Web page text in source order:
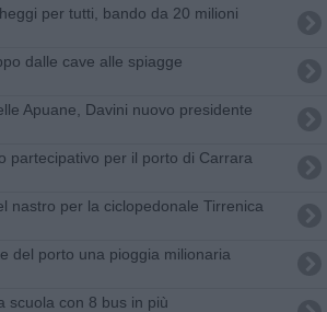
per tutti, bando da 20 milioni
dalle cave alle spiagge
Apuane, Davini nuovo presidente
partecipativo per il porto di Carrara
nastro per la ciclopedonale Tirrenica
del porto una pioggia milionaria
scuola con 8 bus in più